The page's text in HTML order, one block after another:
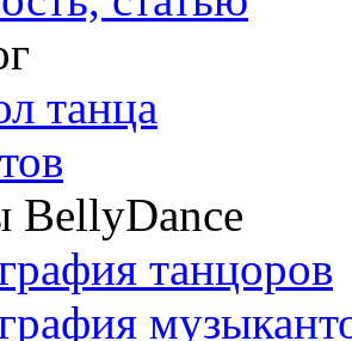
танца
BellyDance
танцоров